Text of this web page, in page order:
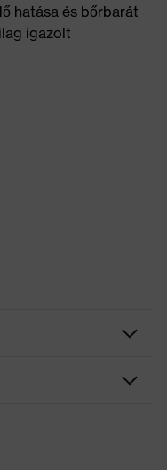
hatása és bőrbarát
igazolt